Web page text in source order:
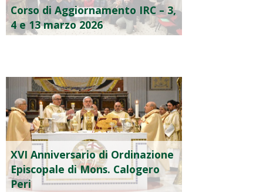
Corso di Aggiornamento IRC – 3,
4 e 13 marzo 2026
XVI Anniversario di Ordinazione
Episcopale di Mons. Calogero
Peri